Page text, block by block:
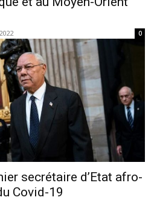
0
secrétaire d’Etat afro-
Covid-19